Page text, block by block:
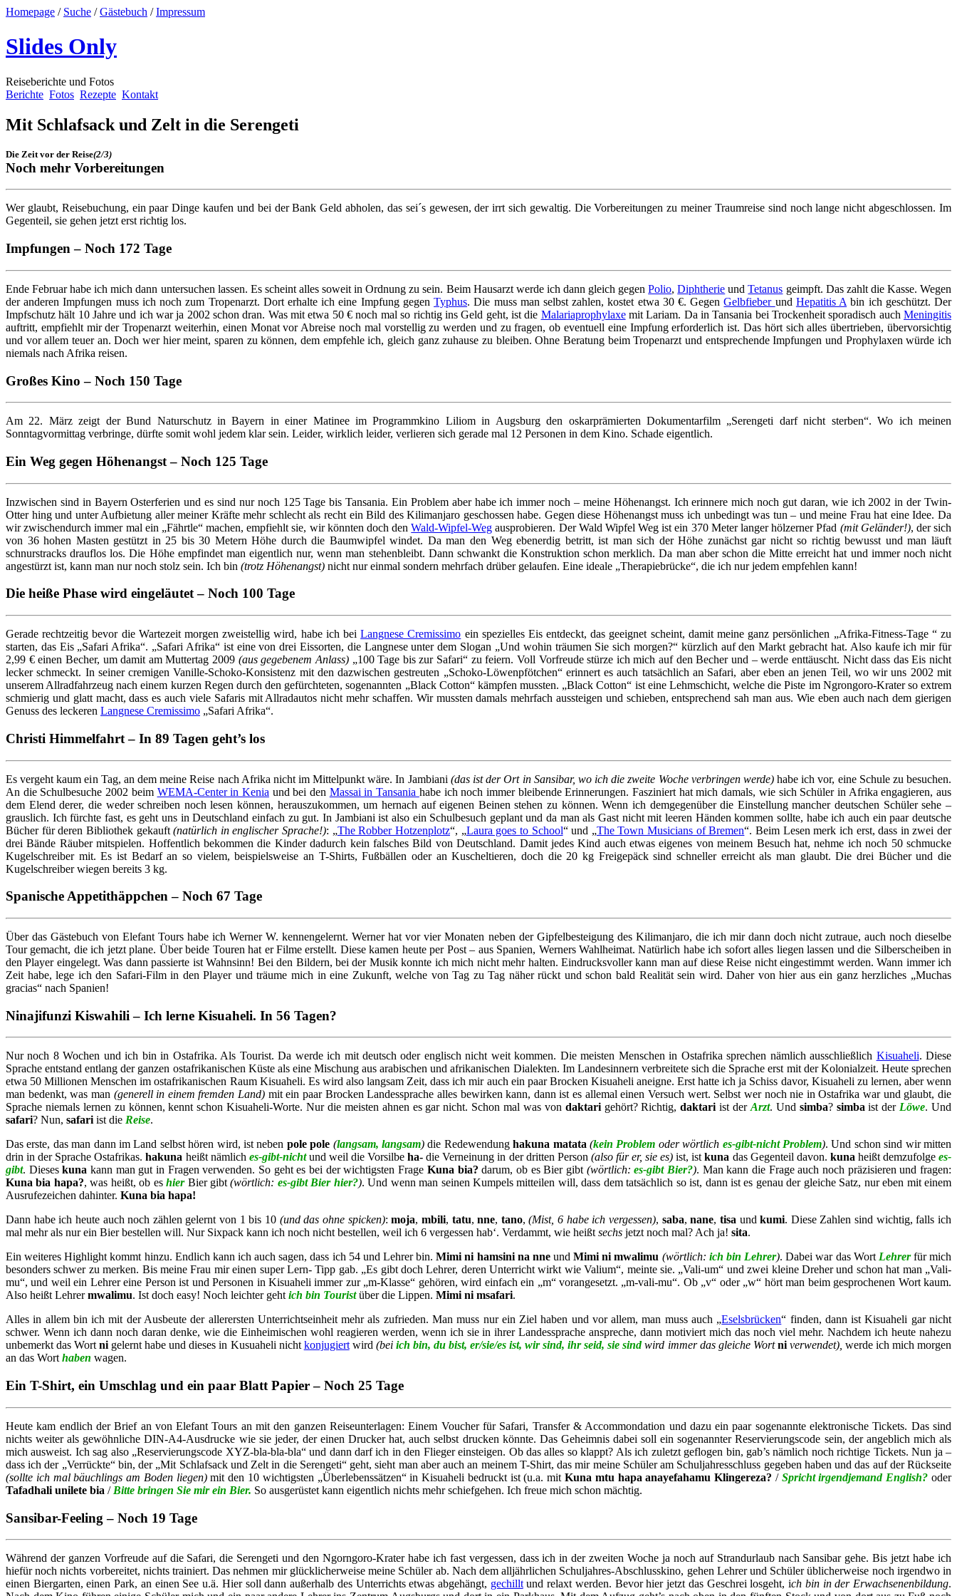
Homepage / Suche /Gästebuch /Impressum
Slides Only
Reiseberichte und Fotos
Berichte Fotos Rezepte Kontakt
Mit Schlafsack und Zelt in die Serengeti
Die Zeit vor der Reise(2/3)
Noch mehr Vorbereitungen
Wer glaubt, Reisebuchung, ein paar Dinge kaufen und bei der Bank Geld abholen, das sei´s gewesen, der irrt sich gewaltig. Die Vorbereitungen zu meiner Traumreise sind noch lange nicht abgeschlossen. Im
Gegenteil, sie gehen jetzt erst richtig los.
Impfungen – Noch 172 Tage
Ende Februar habe ich mich dann untersuchen lassen. Es scheint alles soweit in Ordnung zu sein. Beim Hausarzt werde ich dann gleich gegenPolio,Diphtherie undTetanus geimpft. Das zahlt die Kasse. Wegen
der anderen Impfungen muss ich noch zum Tropenarzt. Dort erhalte ich eine Impfung gegenTyphus. Die muss man selbst zahlen, kostet etwa 30 €. GegenGelbfieber und Hepatitis A bin ich geschützt. Der
Impfschutz hält 10 Jahre und ich war ja 2002 schon dran. Was mit etwa 50 € noch mal so richtig ins Geld geht, ist die Malariaprophylaxemit Lariam. Da in Tansania bei Trockenheit sporadisch auchMeningitis
auftritt, empfiehlt mir der Tropenarzt weiterhin, einen Monat vor Abreise noch mal vorstellig zu werden und zu fragen, ob eventuell eine Impfung erforderlich ist. Das hört sich alles übertrieben, übervorsichtig
und vor allem teuer an. Doch wer hier meint, sparen zu können, dem empfehle ich, gleich ganz zuhause zu bleiben. Ohne Beratung beim Tropenarzt und entsprechende Impfungen und Prophylaxen würde ich
niemals nach Afrika reisen.
Großes Kino – Noch 150 Tage
Am 22. März zeigt der Bund Naturschutz in Bayern in einer Matinee im Programmkino Liliom in Augsburg den oskarprämierten Dokumentarfilm „Serengeti darf nicht sterben“. Wo ich meinen
Sonntagvormittag verbringe, dürfte somit wohl jedem klar sein. Leider, wirklich leider, verlieren sich gerade mal 12 Personen in dem Kino. Schade eigentlich.
Ein Weg gegen Höhenangst – Noch 125 Tage
Inzwischen sind in Bayern Osterferien und es sind nur noch 125 Tage bis Tansania. Ein Problem aber habe ich immer noch – meine Höhenangst. Ich erinnere mich noch gut daran, wie ich 2002 in der Twin-
Otter hing und unter Aufbietung aller meiner Kräfte mehr schlecht als recht ein Bild des Kilimanjaro geschossen habe. Gegen diese Höhenangst muss ich unbedingt was tun – und meine Frau hat eine Idee. Da
wir zwischendurch immer mal ein „Fährtle“ machen, empfiehlt sie, wir könnten doch denWald-Wipfel-Weg ausprobieren. Der Wald Wipfel Weg ist ein 370 Meter langer hölzerner Pfad (mit Geländer!), der sich
von 36 hohen Masten gestützt in 25 bis 30 Metern Höhe durch die Baumwipfel windet. Da man den Weg ebenerdig betritt, ist man sich der Höhe zunächst gar nicht so richtig bewusst und man läuft
schnurstracks drauflos los. Die Höhe empfindet man eigentlich nur, wenn man stehenbleibt. Dann schwankt die Konstruktion schon merklich. Da man aber schon die Mitte erreicht hat und immer noch nicht
angestürzt ist, kann man nur noch stolz sein. Ich bin (trotz Höhenangst) nicht nur einmal sondern mehrfach drüber gelaufen. Eine ideale „Therapiebrücke“, die ich nur jedem empfehlen kann!
Die heiße Phase wird eingeläutet – Noch 100 Tage
Gerade rechtzeitig bevor die Wartezeit morgen zweistellig wird, habe ich beiLangnese Cremissimo ein spezielles Eis entdeckt, das geeignet scheint, damit meine ganz persönlichen „Afrika-Fitness-Tage “ zu
starten, das Eis „Safari Afrika“. „Safari Afrika“ ist eine von drei Eissorten, die Langnese unter dem Slogan „Und wohin träumen Sie sich morgen?“ kürzlich auf den Markt gebracht hat. Also kaufe ich mir für
2,99 € einen Becher, um damit am Muttertag 2009 (aus gegebenem Anlass)„100 Tage bis zur Safari“ zu feiern. Voll Vorfreude stürze ich mich auf den Becher und – werde enttäuscht. Nicht dass das Eis nicht
lecker schmeckt. In seiner cremigen Vanille-Schoko-Konsistenz mit den dazwischen gestreuten „Schoko-Löwenpfötchen“ erinnert es auch tatsächlich an Safari, aber eben an jenen Teil, wo wir uns 2002 mit
unserem Allradfahrzeug nach einem kurzen Regen durch den gefürchteten, sogenannten „Black Cotton“ kämpfen mussten. „Black Cotton“ ist eine Lehmschicht, welche die Piste im Ngrongoro-Krater so extrem
schmierig und glatt macht, dass es auch viele Safaris mit Allradautos nicht mehr schaffen. Wir mussten damals mehrfach aussteigen und schieben, entsprechend sah man aus. Wie eben auch nach dem gierigen
Genuss des leckeren Langnese Cremissimo „Safari Afrika“.
Christi Himmelfahrt – In 89 Tagen geht’s los
Es vergeht kaum ein Tag, an dem meine Reise nach Afrika nicht im Mittelpunkt wäre. In Jambiani (das ist der Ort in Sansibar, wo ich die zweite Woche verbringen werde)habe ich vor, eine Schule zu besuchen.
An die Schulbesuche 2002 beim WEMA-Center in Kenia und bei den Massai in Tansania habe ich noch immer bleibende Erinnerungen. Fasziniert hat mich damals, wie sich Schüler in Afrika engagieren, aus
dem Elend derer, die weder schreiben noch lesen können, herauszukommen, um hernach auf eigenen Beinen stehen zu können. Wenn ich demgegenüber die Einstellung mancher deutschen Schüler sehe –
grauslich. Ich fürchte fast, es geht uns in Deutschland einfach zu gut. In Jambiani ist also ein Schulbesuch geplant und da man als Gast nicht mit leeren Händen kommen sollte, habe ich auch ein paar deutsche
Bücher für deren Bibliothek gekauft(natürlich in englischer Sprache!): „The Robber Hotzenplotz“, „Laura goes to School“ und „The Town Musicians of Bremen“. Beim Lesen merk ich erst, dass in zwei der
drei Bände Räuber mitspielen. Hoffentlich bekommen die Kinder dadurch kein falsches Bild von Deutschland. Damit jedes Kind auch etwas eigenes von meinem Besuch hat, nehme ich noch 50 schmucke
Kugelschreiber mit. Es ist Bedarf an so vielem, beispielsweise an T-Shirts, Fußbällen oder an Kuscheltieren, doch die 20 kg Freigepäck sind schneller erreicht als man glaubt. Die drei Bücher und die
Kugelschreiber wiegen bereits 3 kg.
Spanische Appetithäppchen – Noch 67 Tage
Über das Gästebuch von Elefant Tours habe ich Werner W. kennengelernt. Werner hat vor vier Monaten neben der Gipfelbesteigung des Kilimanjaro, die ich mir dann doch nicht zutraue, auch noch dieselbe
Tour gemacht, die ich jetzt plane. Über beide Touren hat er Filme erstellt. Diese kamen heute per Post – aus Spanien, Werners Wahlheimat. Natürlich habe ich sofort alles liegen lassen und die Silberscheiben in
den Player eingelegt. Was dann passierte ist Wahnsinn! Bei den Bildern, bei der Musik konnte ich mich nicht mehr halten. Eindrucksvoller kann man auf diese Reise nicht eingestimmt werden. Wann immer ich
Zeit habe, lege ich den Safari-Film in den Player und träume mich in eine Zukunft, welche von Tag zu Tag näher rückt und schon bald Realität sein wird. Daher von hier aus ein ganz herzliches „Muchas
gracias“ nach Spanien!
Ninajifunzi Kiswahili – Ich lerne Kisuaheli. In 56 Tagen?
Nur noch 8 Wochen und ich bin in Ostafrika. Als Tourist. Da werde ich mit deutsch oder englisch nicht weit kommen. Die meisten Menschen in Ostafrika sprechen nämlich ausschließlich Kisuaheli. Diese
Sprache entstand entlang der ganzen ostafrikanischen Küste als eine Mischung aus arabischen und afrikanischen Dialekten. Im Landesinnern verbreitete sich die Sprache erst mit der Kolonialzeit. Heute sprechen
etwa 50 Millionen Menschen im ostafrikanischen Raum Kisuaheli. Es wird also langsam Zeit, dass ich mir auch ein paar Brocken Kisuaheli aneigne. Erst hatte ich ja Schiss davor, Kisuaheli zu lernen, aber wenn
man bedenkt, was man (generell in einem fremden Land) mit ein paar Brocken Landessprache alles bewirken kann, dann ist es allemal einen Versuch wert. Selbst wer noch nie in Ostafrika war und glaubt, die
Sprache niemals lernen zu können, kennt schon Kisuaheli-Worte. Nur die meisten ahnen es gar nicht. Schon mal was von daktari gehört? Richtig,daktariist derArzt. Und simba? simbaist derLöwe. Und
safari? Nun, safariist die Reise.
Das erste, das man dann im Land selbst hören wird, ist neben pole pole (langsam, langsam) die Redewendunghakuna matata(kein Problem oder wörtlich es-gibt-nicht Problem). Und schon sind wir mitten
drin in der Sprache Ostafrikas.hakuna heißt nämlich es-gibt-nichtund weil die Vorsilbeha-die Verneinung in der dritten Person(also für er, sie es) ist, istkuna das Gegenteil davon. kuna heißt demzufolgees-
gibt. Dieseskunakann man gut in Fragen verwenden. So geht es bei der wichtigsten Frage Kuna bia? darum, ob es Bier gibt (wörtlich: es-gibt Bier?). Man kann die Frage auch noch präzisieren und fragen:
Kuna bia hapa?, was heißt, ob eshierBier gibt(wörtlich: es-gibt Bier hier?). Und wenn man seinen Kumpels mitteilen will, dass dem tatsächlich so ist, dann ist es genau der gleiche Satz, nur eben mit einem
Ausrufezeichen dahinter. Kuna bia hapa!
Dann habe ich heute auch noch zählen gelernt von 1 bis 10 (und das ohne spicken):moja, mbili, tatu,nne, tano,(Mist, 6 habe ich vergessen), saba,nane, tisaundkumi. Diese Zahlen sind wichtig, falls ich
mal mehr als nur ein Bier bestellen will. Nur Sixpack kann ich noch nicht bestellen, weil ich 6 vergessen hab‘. Verdammt, wie heißtsechs jetzt noch mal? Ach ja! sita.
Ein weiteres Highlight kommt hinzu. Endlich kann ich auch sagen, dass ich 54 und Lehrer bin.Mimi ni hamsini na nneundMimi nimwalimu (wörtlich: ich bin Lehrer). Dabei war das WortLehrerfür mich
besonders schwer zu merken. Bis meine Frau mir einen super Lern- Tipp gab. „Es gibt doch Lehrer, deren Unterricht wirkt wie Valium“, meinte sie. „Vali-um“ und zwei kleine Dreher und schon hat man „Vali-
mu“, und weil ein Lehrer eine Person ist und Personen in Kisuaheli immer zur „m-Klasse“ gehören, wird einfach ein „m“ vorangesetzt. „m-vali-mu“. Ob „v“ oder „w“ hört man beim gesprochenen Wort kaum.
Also heißt Lehrermwalimu. Ist doch easy! Noch leichter gehtich bin Touristüber die Lippen. Mimi ni msafari.
Alles in allem bin ich mit der Ausbeute der allerersten Unterrichtseinheit mehr als zufrieden. Man muss nur ein Ziel haben und vor allem, man muss auch „Eselsbrücken“ finden, dann ist Kisuaheli gar nicht
schwer. Wenn ich dann noch daran denke, wie die Einheimischen wohl reagieren werden, wenn ich sie in ihrer Landessprache anspreche, dann motiviert mich das noch viel mehr. Nachdem ich heute nahezu
unbemerkt das Wortnigelernt habe und dieses in Kusuaheli nichtkonjugiertwird (bei ich bin, du bist, er/sie/es ist, wir sind, ihr seid, sie sindwird immer das gleiche Wortniverwendet), werde ich mich morgen
an das Worthaben wagen.
Ein T-Shirt, ein Umschlag und ein paar Blatt Papier – Noch 25 Tage
Heute kam endlich der Brief an von Elefant Tours an mit den ganzen Reiseunterlagen: Einem Voucher für Safari, Transfer & Accommondation und dazu ein paar sogenannte elektronische Tickets. Das sind
nichts weiter als gewöhnliche DIN-A4-Ausdrucke wie sie jeder, der einen Drucker hat, auch selbst drucken könnte. Das Geheimnis dabei soll ein sogenannter Reservierungscode sein, der angeblich mich als
mich ausweist. Ich sag also „Reservierungscode XYZ-bla-bla-bla“ und dann darf ich in den Flieger einsteigen. Ob das alles so klappt? Als ich zuletzt geflogen bin, gab’s nämlich noch richtige Tickets. Nun ja –
dass ich der „Verrückte“ bin, der „Mit Schlafsack und Zelt in die Serengeti“ geht, sieht man aber auch an meinem T-Shirt, das mir meine Schüler am Schuljahresschluss gegeben haben und das auf der Rückseite
(sollte ich mal bäuchlings am Boden liegen)mit den 10 wichtigsten „Überlebenssätzen“ in Kisuaheli bedruckt ist (u.a. mitKuna mtu hapa anayefahamu Klingereza? / Spricht irgendjemand English? oder
Tafadhali unilete bia / Bitte bringen Sie mir ein Bier. So ausgerüstet kann eigentlich nichts mehr schiefgehen. Ich freue mich schon mächtig.
Sansibar-Feeling – Noch 19 Tage
Während der ganzen Vorfreude auf die Safari, die Serengeti und den Ngorngoro-Krater habe ich fast vergessen, dass ich in der zweiten Woche ja noch auf Strandurlaub nach Sansibar gehe. Bis jetzt habe ich
hiefür noch nichts vorbereitet, nichts trainiert. Das nehmen mir glücklicherweise meine Schüler ab. Nach dem alljährlichen Schuljahres-Abschlusskino, gehen Lehrer und Schüler üblicherweise noch irgendwo in
einen Biergarten, einen Park, an einen See u.ä. Hier soll dann außerhalb des Unterrichts etwas abgehängt, gechilltund relaxt werden. Bevor hier jetzt das Geschrei losgeht, ich bin in der Erwachsenenbildung.